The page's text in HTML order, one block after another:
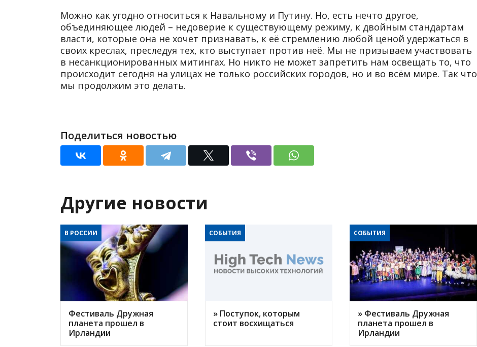
Можно как угодно относиться к Навальному и Путину. Но, есть нечто другое,
объединяющее людей – недоверие к существующему режиму, к двойным стандартам
власти, которые она не хочет признавать, к её стремлению любой ценой удержаться в
своих креслах, преследуя тех, кто выступает против неё. Мы не призываем участвовать
в несанкционированных митингах. Но никто не может запретить нам освещать то, что
происходит сегодня на улицах не только российских городов, но и во всём мире. Так что
мы продолжим это делать.
Поделиться новостью
Другие новости
В РОССИИ
Фестиваль Дружная
планета прошел в
Ирландии
СОБЫТИЯ
» Поступок, которым
стоит восхищаться
СОБЫТИЯ
» Фестиваль Дружная
планета прошел в
Ирландии